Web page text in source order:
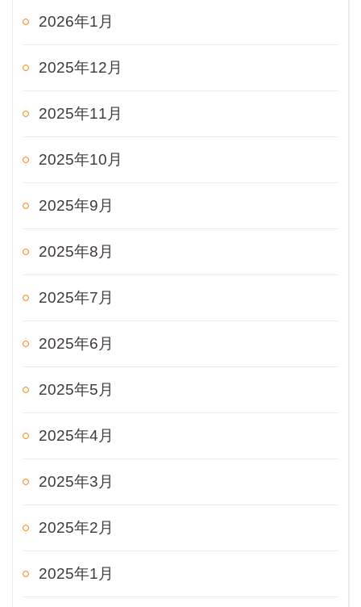
2026年1月
2025年12月
2025年11月
2025年10月
2025年9月
2025年8月
2025年7月
2025年6月
2025年5月
2025年4月
2025年3月
2025年2月
2025年1月